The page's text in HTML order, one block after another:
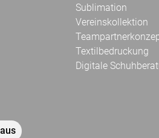
Sublimation
Vereinskollektion
Textilbedruckung
Digitale